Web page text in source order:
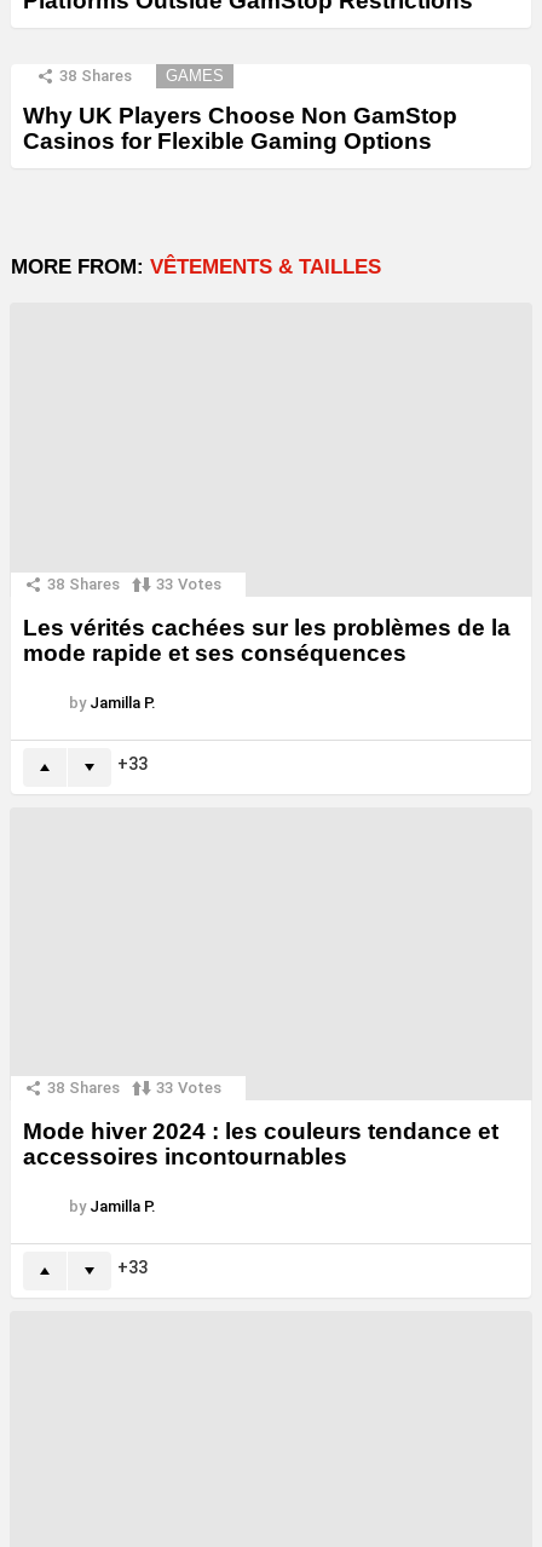
38 Shares GAMES
Why UK Players Choose Non GamStop
Casinos for Flexible Gaming Options
MORE FROM: VÊTEMENTS & TAILLES
38 Shares 33 Votes
Les vérités cachées sur les problèmes de la
mode rapide et ses conséquences
by Jamilla P.
33
38 Shares 33 Votes
Mode hiver 2024 : les couleurs tendance et
accessoires incontournables
by Jamilla P.
33